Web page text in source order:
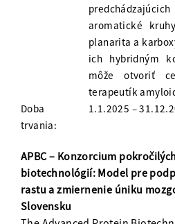
aromatické
planarita a
ich hybridným
môže otvoriť
terapeutík
Doba
trvania:
1.1.2025 –
APBC – Konzorcium
biotechnológií: Model pre
rastu a zmiernenie úniku
Slovensku